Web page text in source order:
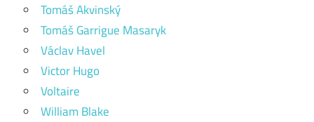
Tomáš Akvinský
Tomáš Garrigue Masaryk
Václav Havel
Victor Hugo
Voltaire
William Blake